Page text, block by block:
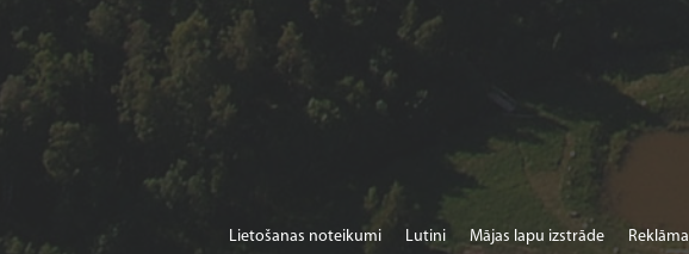
Lietošanas noteikumi Lutini Mājas lapu izstrāde Reklāma